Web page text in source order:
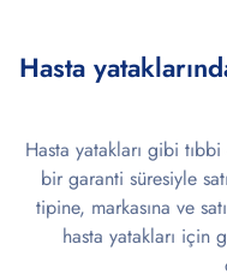
Hasta
Hasta yatakları gibi
bir garanti süresiyle
tipine, markasına ve
hasta yatakları için